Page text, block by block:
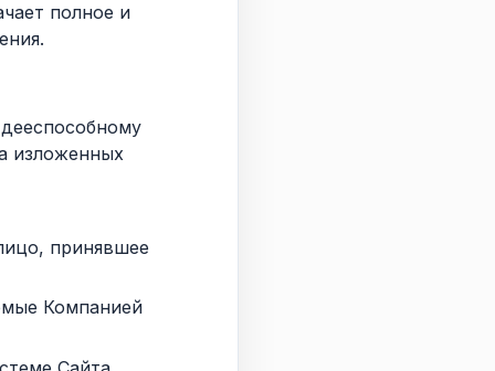
полное и
изложенных
принявшее
Компанией